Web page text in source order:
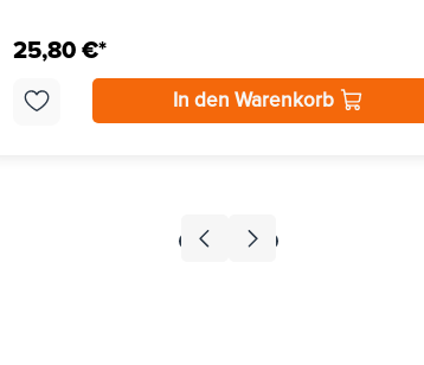
25,80 €*
In den Warenkorb